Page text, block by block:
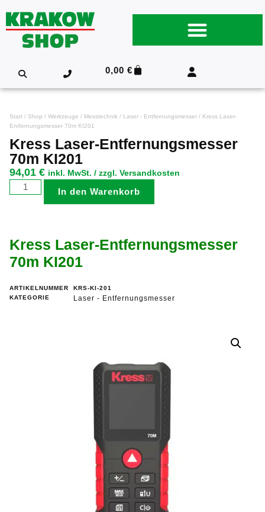
0,00€
Start / Shop / Werkzeuge / Messtechnik / Laser - Entfernungsmesser / Kress Laser-
Entfernungsmesser 70m KI201
Kress Laser-Entfernungsmesser
70m KI201
94,01 € inkl. MwSt. / zzgl. Versandkosten
In den Warenkorb
Kress Laser-Entfernungsmesser
70m KI201
ARTIKELNUMMER
KRS-KI-201
KATEGORIE
Laser - Entfernungsmesser